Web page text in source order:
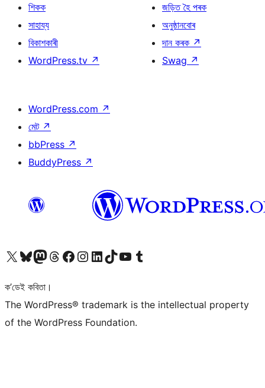
শিকক
সাহায্য
বিকাশকাৰী
WordPress.tv ↗
জড়িত হৈ পৰক
অনুষ্ঠানবোৰ
দান কৰক ↗
Swag ↗
WordPress.com ↗
মেট ↗
bbPress ↗
BuddyPress ↗
আমাৰ X (আগৰ Twitter) একাউণ্টলৈ যাওকআমাৰ Bluesky একাউণ্টলৈ যাওকআমাৰ Mastodon একাউণ্টলৈ যাওকআমাৰ Threads একাউণ্টলৈ যাওকআমাৰ Facebook পৃষ্ঠালৈ যাওকআমাৰ Instagram একাউণ্টলৈ যাওকআমাৰ LinkedIn একাউণ্টলৈ যাওকআমাৰ TikTok একাউণ্টলৈ যাওকআমাৰ YouTube চেনেললৈ যাওকআমাৰ Tumblr একাউণ্টলৈ যাওক
ক’ডেই কবিতা।
The WordPress® trademark is the intellectual property
of the WordPress Foundation.